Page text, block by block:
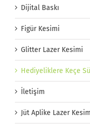
Dijital Baskı
Figür Kesimi
Glitter Lazer Kesimi
Hediyeliklere Keçe
İletişim
Jüt Aplike Lazer Kesim